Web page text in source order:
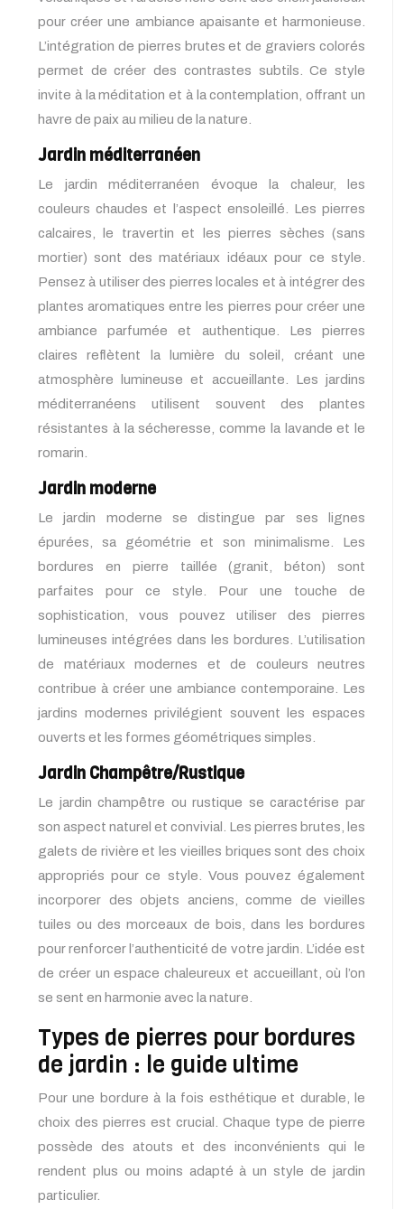
pour créer une ambiance apaisante et harmonieuse.
L’intégration de pierres brutes et de graviers colorés
permet de créer des contrastes subtils. Ce style
invite à la méditation et à la contemplation, offrant un
havre de paix au milieu de la nature.
Jardin méditerranéen
Le jardin méditerranéen évoque la chaleur, les
couleurs chaudes et l’aspect ensoleillé. Les pierres
calcaires, le travertin et les pierres sèches (sans
mortier) sont des matériaux idéaux pour ce style.
Pensez à utiliser des pierres locales et à intégrer des
plantes aromatiques entre les pierres pour créer une
ambiance parfumée et authentique. Les pierres
claires reflètent la lumière du soleil, créant une
atmosphère lumineuse et accueillante. Les jardins
méditerranéens utilisent souvent des plantes
résistantes à la sécheresse, comme la lavande et le
romarin.
Jardin moderne
Le jardin moderne se distingue par ses lignes
épurées, sa géométrie et son minimalisme. Les
bordures en pierre taillée (granit, béton) sont
parfaites pour ce style. Pour une touche de
sophistication, vous pouvez utiliser des pierres
lumineuses intégrées dans les bordures. L’utilisation
de matériaux modernes et de couleurs neutres
contribue à créer une ambiance contemporaine. Les
jardins modernes privilégient souvent les espaces
ouverts et les formes géométriques simples.
Jardin Champêtre/Rustique
Le jardin champêtre ou rustique se caractérise par
son aspect naturel et convivial. Les pierres brutes, les
galets de rivière et les vieilles briques sont des choix
appropriés pour ce style. Vous pouvez également
incorporer des objets anciens, comme de vieilles
tuiles ou des morceaux de bois, dans les bordures
pour renforcer l’authenticité de votre jardin. L’idée est
de créer un espace chaleureux et accueillant, où l’on
se sent en harmonie avec la nature.
Types de pierres pour bordures
de jardin : le guide ultime
Pour une bordure à la fois esthétique et durable, le
choix des pierres est crucial. Chaque type de pierre
possède des atouts et des inconvénients qui le
rendent plus ou moins adapté à un style de jardin
particulier.